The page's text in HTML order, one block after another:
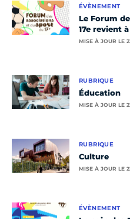
ÉVÈNEMENT
Le Forum
17e revient
MISE À JOUR LE
RUBRIQUE
Éducation
MISE À JOUR LE
RUBRIQUE
Culture
MISE À JOUR LE
ÉVÈNEMENT